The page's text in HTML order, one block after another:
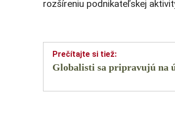
rozšíreniu podnikateľskej
Globalisti sa pripravujú na